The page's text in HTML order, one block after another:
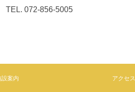
TEL. 072-856-5005
設案内 アクセス